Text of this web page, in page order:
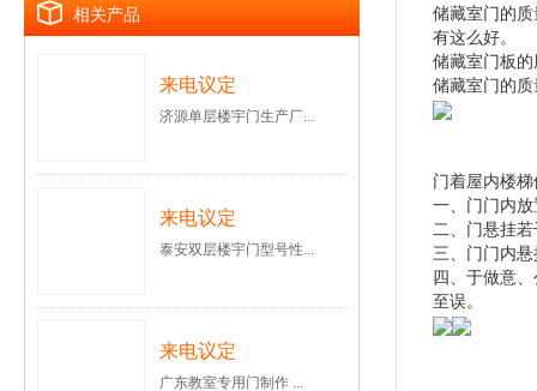
相关产品
来电议定
济源单层楼宇门生产厂...
来电议定
泰安双层楼宇门型号性...
来电议定
广东教室专用门制作 ...
储藏室门的
有这么好。
储藏室门板
储藏室门的
门着屋内楼
一、门门内
二、门悬挂
三、门门内
四、于做意
至误。